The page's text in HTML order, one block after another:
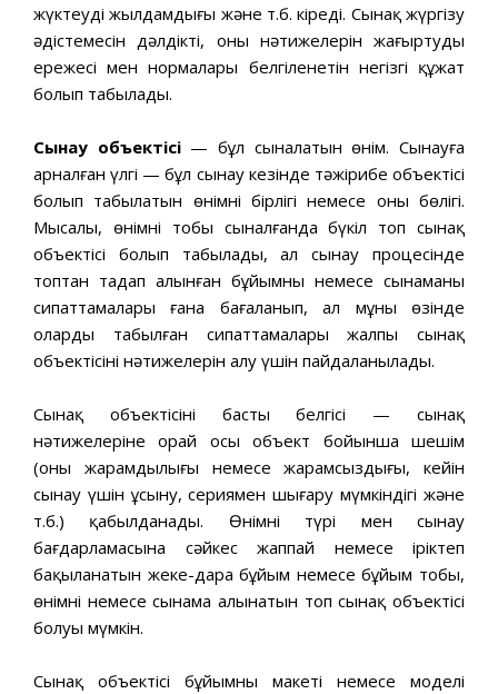
жүктеудің жылдамдығы және т.б. кіреді. Сынақ жүргізу
әдістемесін дәлдіктің, оның нәтижелерін жаңғыртудың
ережесі мен нормалары белгіленетін негізгі құжат
болып табылады.
Сынау объектісі— бұл сыналатын өнім. Сынауға
арналған үлгі — бұл сынау кезінде тәжірибе объектісі
болып табылатын өнімнің бірлігі немесе оның бөлігі.
Мысалы, өнімнің тобы сыналғанда бүкіл топ сынақ
объектісі болып табылады, ал сынау процесінде
топтан таңдап алынған бұйымның немесе сынаманың
сипаттамалары ғана бағаланып, ал мұның өзінде
олардың табылған сипаттамалары жалпы сынақ
объектісінің нәтижелерін алу үшін пайдаланылады.
Сынақ объектісінің басты белгісі — сынақ
нәтижелеріне орай осы объект бойынша шешім
(оның жарамдылығы немесе жарамсыздығы, кейін
сынау үшін ұсыну, сериямен шығару мүмкіндігі және
т.б.) қабылданады. Өнімнің түрі мен сынау
бағдарламасына сәйкес жаппай немесе іріктеп
бақыланатын жеке-дара бұйым немесе бұйым тобы,
өнімнің немесе сынама алынатын топ сынақ объектісі
болуы мүмкін.
Сынақ объектісі бұйымның макеті немесе моделі